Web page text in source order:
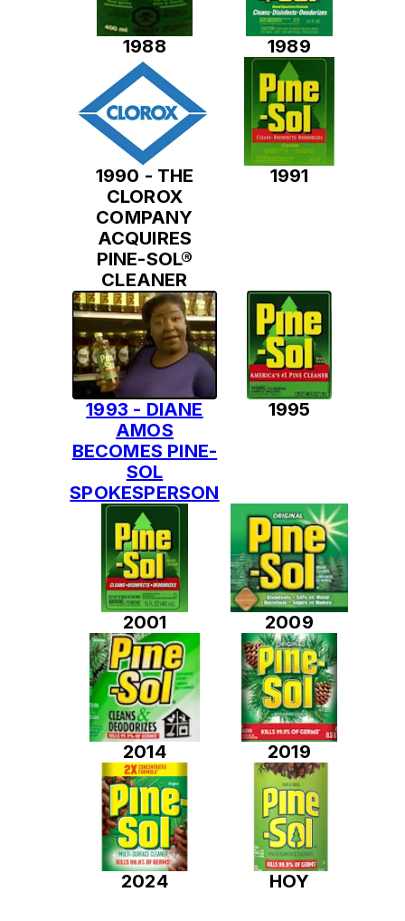
1988 1989
1990 - THE
CLOROX
COMPANY
ACQUIRES
PINE-SOL®
CLEANER
1991
1993 - DIANE
AMOS
BECOMES PINE-
SOL
SPOKESPERSON
1995
2001 2009
2014 2019
2024 HOY